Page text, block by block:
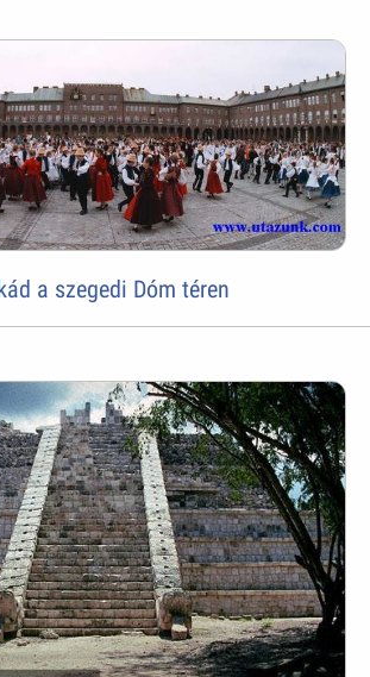
a szegedi Dóm téren